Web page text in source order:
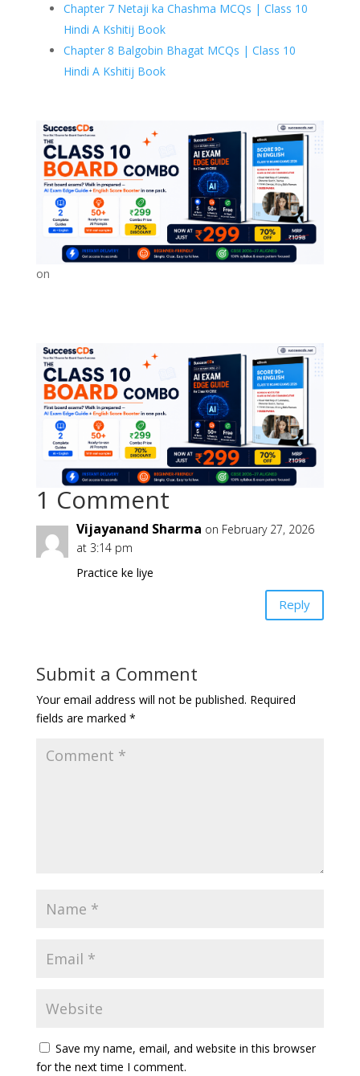
Chapter 7 Netaji ka Chashma MCQs | Class 10
Hindi A Kshitij Book
Chapter 8 Balgobin Bhagat MCQs | Class 10
Hindi A Kshitij Book
on
1 Comment
Vijayanand Sharma on February 27, 2026
at 3:14 pm
Practice ke liye
Reply
Submit a Comment
Your email address will not be published. Required
fields are marked *
Save my name, email, and website in this browser
for the next time I comment.